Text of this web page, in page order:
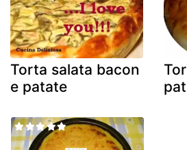
Torta salata bacon
e patate